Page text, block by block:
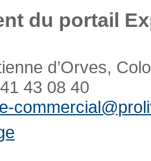
du portail
d’Orves,
43 08 40